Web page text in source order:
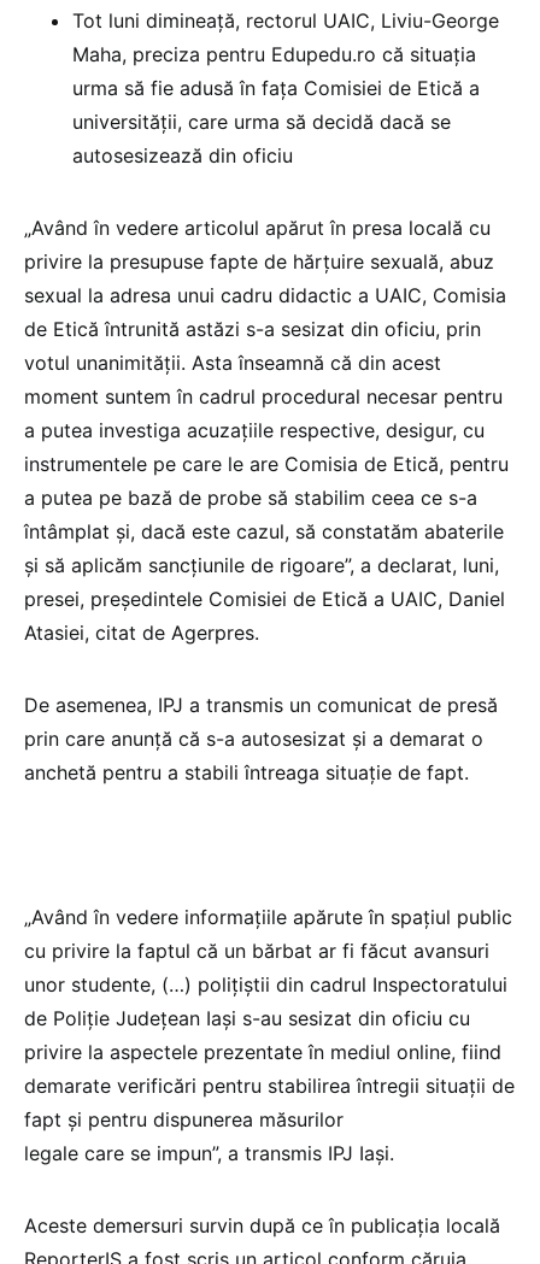
Tot luni dimineață, rectorul UAIC, Liviu-George
Maha, preciza pentru Edupedu.ro că situația
urma să fie adusă în fața Comisiei de Etică a
universității, care urma să decidă dacă se
autosesizează din oficiu
„Având în vedere articolul apărut în presa locală cu
privire la presupuse fapte de hărţuire sexuală, abuz
sexual la adresa unui cadru didactic a UAIC, Comisia
de Etică întrunită astăzi s-a sesizat din oficiu, prin
votul unanimităţii. Asta înseamnă că din acest
moment suntem în cadrul procedural necesar pentru
a putea investiga acuzaţiile respective, desigur, cu
instrumentele pe care le are Comisia de Etică, pentru
a putea pe bază de probe să stabilim ceea ce s-a
întâmplat şi, dacă este cazul, să constatăm abaterile
şi să aplicăm sancţiunile de rigoare”, a declarat, luni,
presei, preşedintele Comisiei de Etică a UAIC, Daniel
Atasiei, citat de Agerpres.
De asemenea, IPJ a transmis un comunicat de presă
prin care anunţă că s-a autosesizat şi a demarat o
anchetă pentru a stabili întreaga situaţie de fapt.
„Având în vedere informaţiile apărute în spaţiul public
cu privire la faptul că un bărbat ar fi făcut avansuri
unor studente, (…) poliţiştii din cadrul Inspectoratului
de Poliţie Judeţean Iaşi s-au sesizat din oficiu cu
privire la aspectele prezentate în mediul online, fiind
demarate verificări pentru stabilirea întregii situaţii de
fapt şi pentru dispunerea măsurilor
legale care se impun”, a transmis IPJ Iaşi.
Aceste demersuri survin după ce în publicaţia locală
ReporterIS a fost scris un articol conform căruia